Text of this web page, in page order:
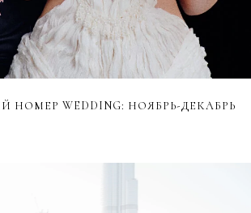
WEDDING: НОЯБРЬ-ДЕКАБРЬ